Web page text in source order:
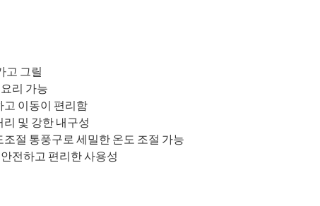
고 그릴
리 가능
고 이동이 편리함
및 강한 내구성
절 통풍구로 세밀한 온도 조절 가능
전하고 편리한 사용성